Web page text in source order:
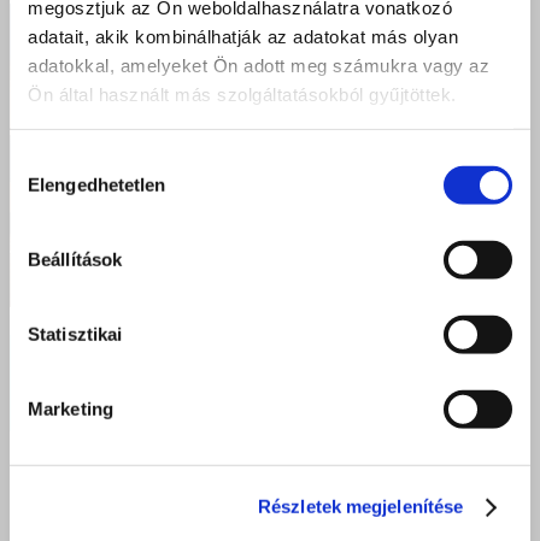
megosztjuk az Ön weboldalhasználatra vonatkozó
adatait, akik kombinálhatják az adatokat más olyan
adatokkal, amelyeket Ön adott meg számukra vagy az
Ön által használt más szolgáltatásokból gyűjtöttek.
kiválasztása
Elengedhetetlen
Beállítások
Statisztikai
Marketing
Részletek megjelenítése